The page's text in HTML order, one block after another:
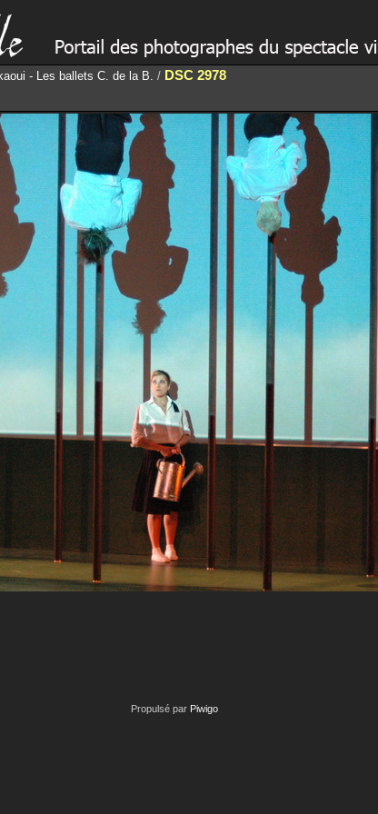
- Les ballets C. de la B. / DSC 2978
Propulsé par Piwigo